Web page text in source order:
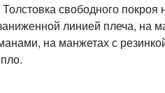
свободного покроя
линией плеча, на
на манжетах с